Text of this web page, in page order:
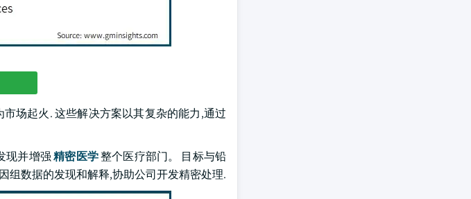
场起火. 这些解决方案以其复杂的能力,通过
现并增强精密医学整个医疗部门。 目标与铅
组数据的发现和解释,协助公司开发精密处理.